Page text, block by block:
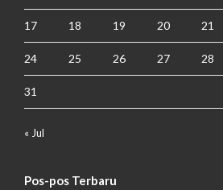
17 18 19 20 21
24 25 26 27 28
31
« Jul
Pos-pos Terbaru